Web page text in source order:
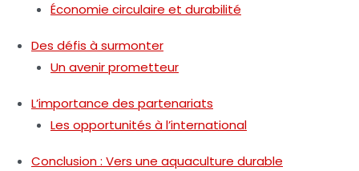
Économie circulaire et durabilité
Des défis à surmonter
Un avenir prometteur
L’importance des partenariats
Les opportunités à l’international
Conclusion : Vers une aquaculture durable